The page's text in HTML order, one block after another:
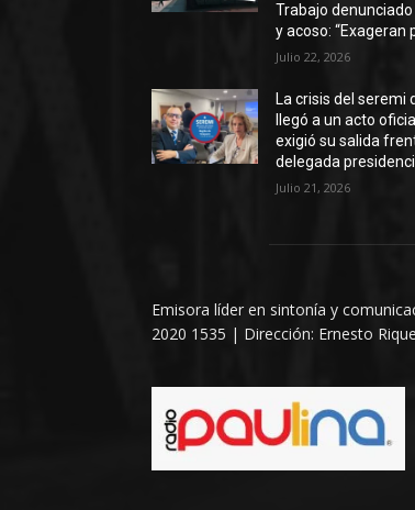
Trabajo
y acoso: “Exageran
Julio 22, 2026
La crisis del seremi
llegó a un acto
exigió su salida
delegada
Julio 21, 2026
Emisora líder en sintonía y
2020 1535 | Dirección: Ernesto